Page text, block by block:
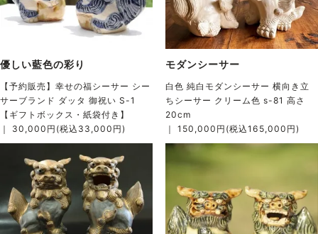
優しい藍色の彩り
【予約販売】幸せの福シーサー シー
サーブランド ダッタ 御祝い S-1
【ギフトボックス・紙袋付き】
｜ 30,000円(税込33,000円)
モダンシーサー
白色 純白モダンシーサー 横向き立
ちシーサー クリーム色 s-81 高さ
20cm
｜ 150,000円(税込165,000円)